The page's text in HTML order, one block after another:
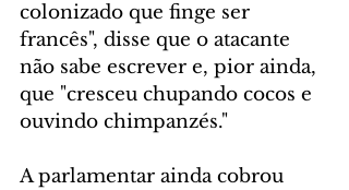
colonizado que finge ser
francês", disse que o atacante
não sabe escrever e, pior ainda,
que "cresceu chupando cocos e
ouvindo chimpanzés."
A parlamentar ainda cobrou